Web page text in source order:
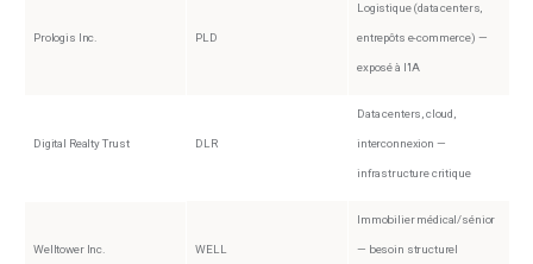
Prologis Inc. PLD
Logistique (data centers,
entrepôts e-commerce) —
exposé à l’IA
Digital Realty Trust DLR
Data centers, cloud,
interconnexion —
infrastructure critique
Welltower Inc. WELL
Immobilier médical/sénior
— besoin structurel